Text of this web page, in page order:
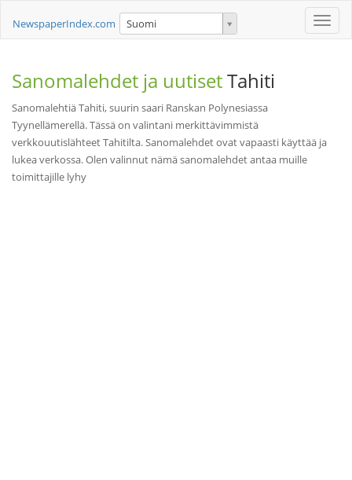
Toggle
NewspaperIndex.com Suomi
Sanomalehdet ja uutisetTahiti
Sanomalehtiä Tahiti, suurin saari Ranskan Polynesiassa
Tyynellämerellä. Tässä on valintani merkittävimmistä
verkkouutislähteet Tahitilta. Sanomalehdet ovat vapaasti käyttää ja
lukea verkossa. Olen valinnut nämä sanomalehdet antaa muille
toimittajille lyhy